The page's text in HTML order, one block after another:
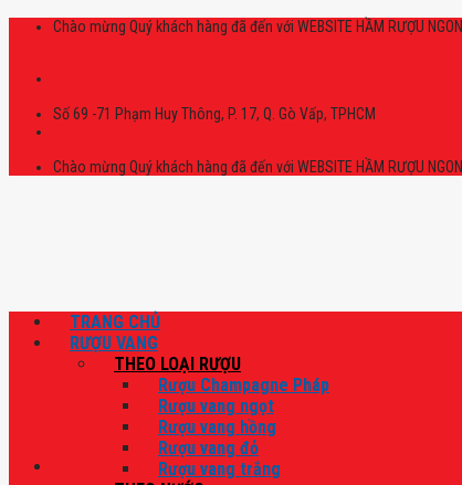
Skip
Chào mừng Quý khách hàng đã đến với WEBSITE HẦM RƯỢU NGON
Số 69 -71 Phạm Huy Thông, P. 17, Q. Gò Vấp, TPHCM
Chào mừng Quý khách hàng đã đến với WEBSITE HẦM RƯỢU NGON
TRANG CHỦ
RƯỢU VANG
THEO LOẠI RƯỢU
Rượu Champagne Pháp
Rượu vang ngọt
Rượu vang hồng
Rượu vang đỏ
Rượu vang trắng